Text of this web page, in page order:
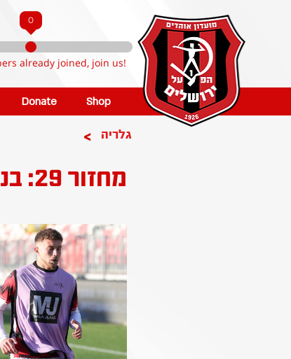
0
already joined, join us!
Donate Shop
> גלריה
מחזור 29: בני ריינה - הפועל ירושלים